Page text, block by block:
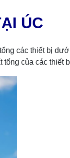
ÚC
các thiết bị
của các thiết